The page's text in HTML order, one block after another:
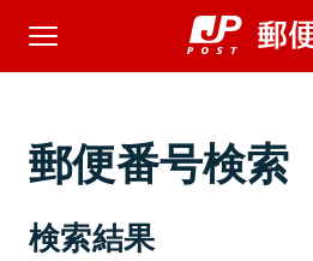
郵便番号検索
検索結果